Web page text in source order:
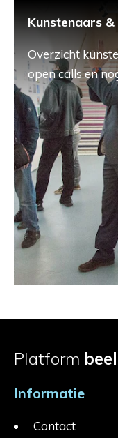
Kunstenaars
Overzicht
open calls en
Platform
Informatie
Contact